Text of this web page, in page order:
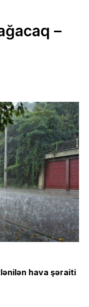
–
hava şəraiti